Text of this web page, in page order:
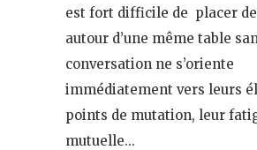
est fort difficile de placer
autour d’une même table
conversation ne s’oriente
immédiatement vers leurs
points de mutation, leur
mutuelle…